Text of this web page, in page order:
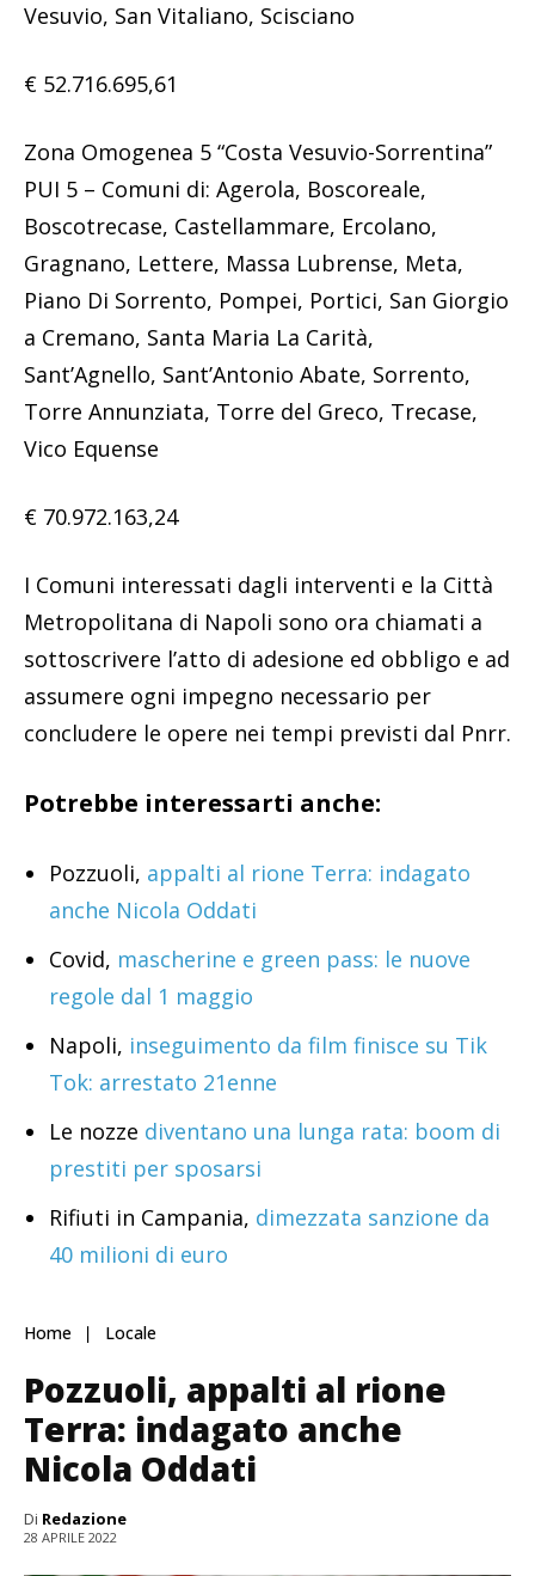
Vesuvio, San Vitaliano, Scisciano
€ 52.716.695,61
Zona Omogenea 5 “Costa Vesuvio-Sorrentina”
PUI 5 – Comuni di: Agerola, Boscoreale,
Boscotrecase, Castellammare, Ercolano,
Gragnano, Lettere, Massa Lubrense, Meta,
Piano Di Sorrento, Pompei, Portici, San Giorgio
a Cremano, Santa Maria La Carità,
Sant’Agnello, Sant’Antonio Abate, Sorrento,
Torre Annunziata, Torre del Greco, Trecase,
Vico Equense
€ 70.972.163,24
I Comuni interessati dagli interventi e la Città
Metropolitana di Napoli sono ora chiamati a
sottoscrivere l’atto di adesione ed obbligo e ad
assumere ogni impegno necessario per
concludere le opere nei tempi previsti dal Pnrr.
Potrebbe interessarti anche:
Pozzuoli, appalti al rione Terra: indagato
anche Nicola Oddati
Covid, mascherine e green pass: le nuove
regole dal 1 maggio
Napoli, inseguimento da film finisce su Tik
Tok: arrestato 21enne
Le nozze diventano una lunga rata: boom di
prestiti per sposarsi
Rifiuti in Campania, dimezzata sanzione da
40 milioni di euro
Home Locale
Pozzuoli, appalti al rione
Terra: indagato anche
Nicola Oddati
Di Redazione
28 APRILE 2022